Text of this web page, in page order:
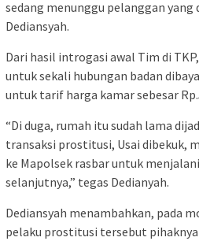
sedang menunggu pelanggan yang
Dediansyah.
Dari hasil introgasi awal Tim di
untuk sekali hubungan badan
untuk tarif harga kamar sebesar
“Di duga, rumah itu sudah lama
transaksi prostitusi, Usai dibekuk,
ke Mapolsek rasbar untuk
selanjutnya,” tegas Dedianyah.
Dediansyah menambahkan, pada
pelaku prostitusi tersebut